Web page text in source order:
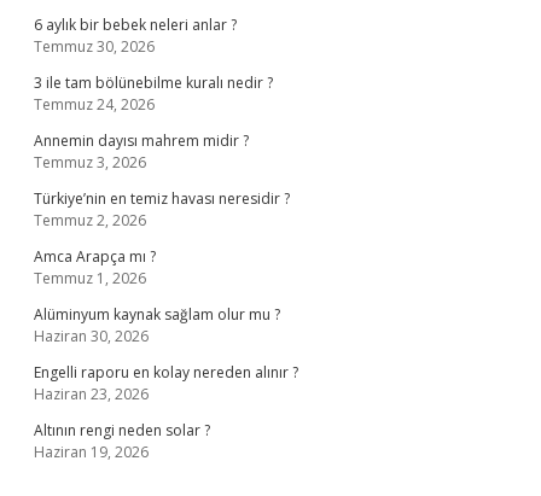
6 aylık bir bebek neleri anlar ?
Temmuz 30, 2026
3 ile tam bölünebilme kuralı nedir ?
Temmuz 24, 2026
Annemin dayısı mahrem midir ?
Temmuz 3, 2026
Türkiye’nin en temiz havası neresidir ?
Temmuz 2, 2026
Amca Arapça mı ?
Temmuz 1, 2026
Alüminyum kaynak sağlam olur mu ?
Haziran 30, 2026
Engelli raporu en kolay nereden alınır ?
Haziran 23, 2026
Altının rengi neden solar ?
Haziran 19, 2026